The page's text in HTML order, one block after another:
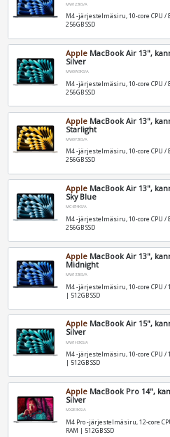
MW123KS/A
M4 -järjestelmäsiru, 10-core CPU /
256GB SSD
Apple MacBook Air 13",
Silver
MW0W3KS/A
M4 -järjestelmäsiru, 10-core CPU /
256GB SSD
Apple MacBook Air 13",
Starlight
MW0Y3KS/A
M4 -järjestelmäsiru, 10-core CPU /
256GB SSD
Apple MacBook Air 13",
Sky Blue
MC6T4KS/A
M4 -järjestelmäsiru, 10-core CPU /
256GB SSD
Apple MacBook Air 13",
Midnight
MW133KS/A
M4 -järjestelmäsiru, 10-core CPU /
| 512GB SSD
Apple MacBook Air 15",
Silver
MW1H3KS/A
M4 -järjestelmäsiru, 10-core CPU /
| 512GB SSD
Apple MacBook Pro 14",
Silver
MX2E3KS/A
M4 Pro -järjestelmäsiru, 12-core
RAM | 512GB SSD